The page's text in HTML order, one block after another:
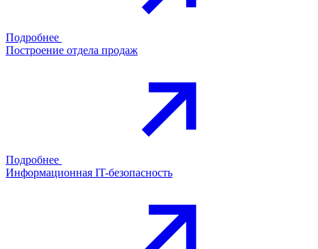
Подробнее
Построение отдела продаж
Подробнее
Информационная IT-безопасность